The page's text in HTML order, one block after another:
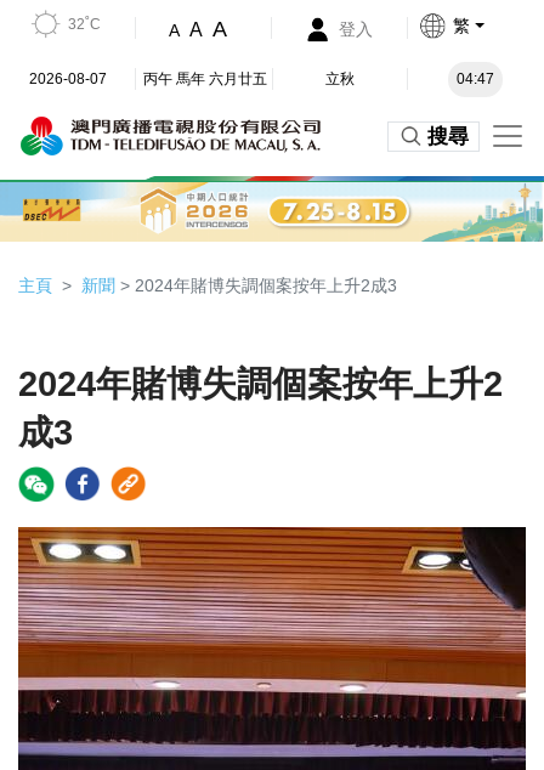
32˚C A A A 登入 繁
2026-08-07 丙午 馬年 六月廿五 立秋 04:47
搜尋
主頁 新聞 > 2024年賭博失調個案按年上升2成3
2024年賭博失調個案按年上升2
成3